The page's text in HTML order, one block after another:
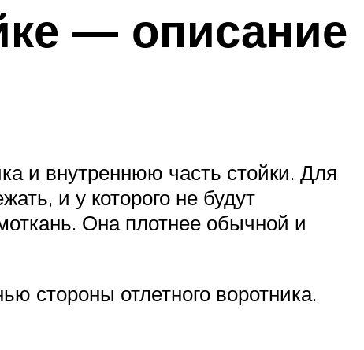
— описание
и внутреннюю часть стойки. Для
и у которого не будут
Она плотнее обычной и
стороны отлетного воротника.